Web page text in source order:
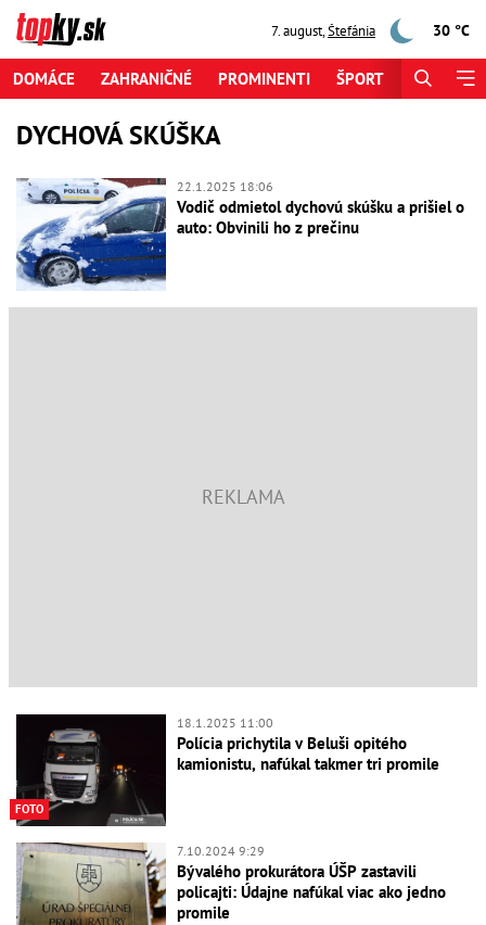
7. august,Štefánia 30 °C
DOMÁCE ZAHRANIČNÉ PROMINENTI ŠPORT
DYCHOVÁ SKÚŠKA
22.1.2025 18:06
Vodič odmietol dychovú skúšku a prišiel o
auto: Obvinili ho z prečinu
FOTO
18.1.2025 11:00
Polícia prichytila v Beluši opitého
kamionistu, nafúkal takmer tri promile
7.10.2024 9:29
Bývalého prokurátora ÚŠP zastavili
policajti: Údajne nafúkal viac ako jedno
promile